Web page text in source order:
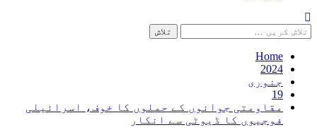
تلاش
کریں
برائے:Home
2024
جنوری
19
مقاومتی جوانوں کے حملوں کا خوف، اسرائیلی
فوجیوں کا ڈیوٹی سے انکار